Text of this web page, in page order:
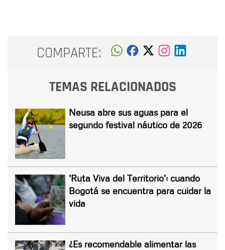
COMPARTE:
TEMAS RELACIONADOS
Neusa abre sus aguas para el
segundo festival náutico de 2026
'Ruta Viva del Territorio': cuando
Bogotá se encuentra para cuidar la
vida
¿Es recomendable alimentar las